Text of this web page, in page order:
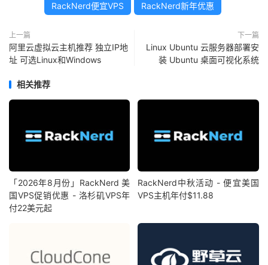
RackNerd便宜VPS RackNerd新年优惠
上一篇
阿里云虚拟云主机推荐 独立IP地
址 可选Linux和Windows
下一篇
Linux Ubuntu 云服务器部署安
装 Ubuntu 桌面可视化系统
相关推荐
「2026年8月份」RackNerd 美
国VPS促销优惠 - 洛杉矶VPS年
付22美元起
RackNerd中秋活动 - 便宜美国
VPS主机年付$11.88